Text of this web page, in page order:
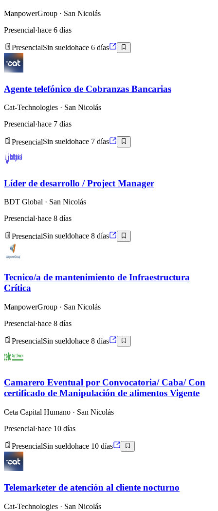
ManpowerGroup · San Nicolás
Presencial·hace 6 días
PresencialSin sueldohace 6 días
Agente telefónico de Cobranzas Bancarias
Cat-Technologies · San Nicolás
Presencial·hace 7 días
PresencialSin sueldohace 7 días
Líder de desarrollo / Project Manager
BDT Global · San Nicolás
Presencial·hace 8 días
PresencialSin sueldohace 8 días
Tecnico/a de mantenimiento de Infraestructura
Crítica
ManpowerGroup · San Nicolás
Presencial·hace 8 días
PresencialSin sueldohace 8 días
Camarero Eventual por Convocatoria/ Caba/ Con
certificado de Manipulación de alimentos Vigente
Ceta Capital Humano · San Nicolás
Presencial·hace 10 días
PresencialSin sueldohace 10 días
Telemarketer de atención al cliente nocturno
Cat-Technologies · San Nicolás